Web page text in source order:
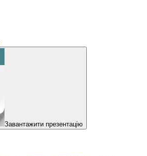
Завантажити презентацію